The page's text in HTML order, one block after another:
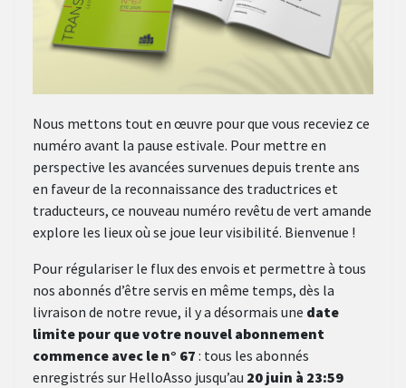
Nous mettons tout en œuvre pour que vous receviez ce
numéro avant la pause estivale. Pour mettre en
perspective les avancées survenues depuis trente ans
en faveur de la reconnaissance des traductrices et
traducteurs, ce nouveau numéro revêtu de vert amande
explore les lieux où se joue leur visibilité. Bienvenue !
Pour régulariser le flux des envois et permettre à tous
nos abonnés d’être servis en même temps, dès la
livraison de notre revue, il y a désormais une date
limite pour que votre nouvel abonnement
commence avec le n° 67 : tous les abonnés
enregistrés sur HelloAsso jusqu’au 20 juin à 23:59